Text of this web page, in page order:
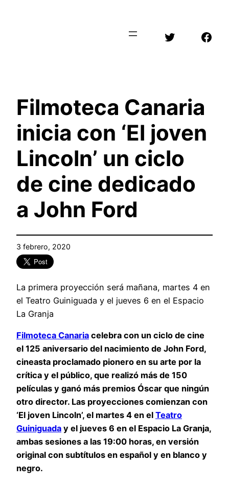
Twitter
Filmoteca Canaria
inicia con ‘El joven
Lincoln’ un ciclo
de cine dedicado
a John Ford
3 febrero, 2020
La primera proyección será mañana, martes 4 en
el Teatro Guiniguada y el jueves 6 en el Espacio
La Granja
Filmoteca Canaria celebra con un ciclo de cine
el 125 aniversario del nacimiento de John Ford,
cineasta proclamado pionero en su arte por la
crítica y el público, que realizó más de 150
películas y ganó más premios Óscar que ningún
otro director. Las proyecciones comienzan con
‘El joven Lincoln’, el martes 4 en el Teatro
Guiniguada y el jueves 6 en el Espacio La Granja,
ambas sesiones a las 19:00 horas, en versión
original con subtítulos en español y en blanco y
negro.